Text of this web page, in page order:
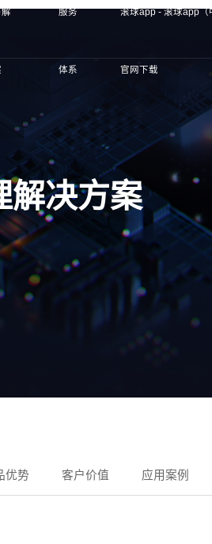
解 服务
体系
滚球app - 滚球app（
官网下载
解决方案
优势 客户价值 应用案例